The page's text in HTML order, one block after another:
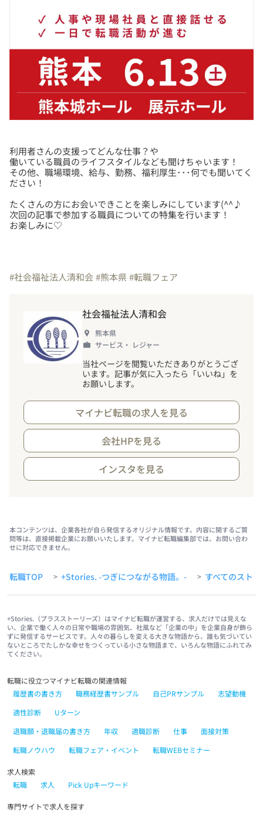
利用者さんの支援ってどんな仕事？や
働いている職員のライフスタイルなども聞けちゃいます！
その他、職場環境、給与、勤務、福利厚生･･･何でも聞いてく
たくさんの方にお会いできことを楽しみにしています(^^♪
次回の記事で参加する職員についての特集を行います！
お楽しみに♡
#社会福祉法人清和会#熊本県#転職フェア
社会福祉法人清和会
熊本県
サービス・ レジャー
当社ページを閲覧いただきありがとうござ
います。記事が気に入ったら「いいね」を
お願いします。
マイナビ転職の求人を見る
会社HPを見る
インスタを見る
本コンテンツは、企業各社が自ら発信するオリジナル情報です。内容に関するご質
問等は、直接掲載企業にお願いいたします。マイナビ転職編集部では、お問い合わ
せに対応できません。
転職TOP > +Stories. -つぎにつながる物語。- > すべてのスト
+Stories.（プラスストーリーズ）はマイナビ転職が運営する、求人だけでは見えな
い、企業で働く人々の日常や職場の雰囲気、社風など「企業の中」を企業自身が飾ら
ずに発信するサービスです。人々の暮らしを変える大きな物語から、誰も気づいてい
ないところでたしかな幸せをつくっている小さな物語まで、いろんな物語にふれてみ
てください。
転職に役立つマイナビ転職の関連情報
履歴書の書き方
職務経歴書サンプル 自己PRサンプル
志望動機
適性診断
Uターン
退職願・退職届の書き方
年収 適職診断 仕事
面接対策
転職ノウハウ
転職フェア・イベント 転職WEBセミナー
求人検索
転職
求人 Pick Upキーワード
専門サイトで求人を探す